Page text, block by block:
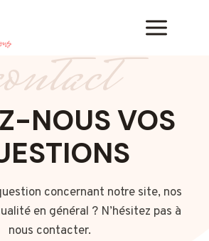
NOUS VOS
concernant notre site, nos
en général ? N’hésitez pas à
nous contacter.